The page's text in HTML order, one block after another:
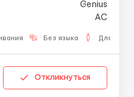
днем и зависит только
скрытых вычетов 💰
Без языка Для
Откликнуться